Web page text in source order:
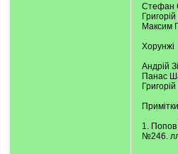
Стефан
Максим
Хорунжі
Андрій
Панас
Примітки
1. Попов
№246.